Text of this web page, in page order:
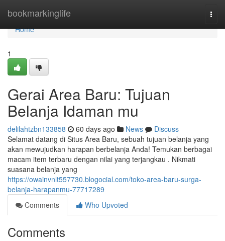
bookmarkinglife
Home
Home
1
Gerai Area Baru: Tujuan
Belanja Idaman mu
delilahtzbn133858 60 days ago News
Discuss
Selamat datang di Situs Area Baru, sebuah tujuan belanja yang
akan mewujudkan harapan berbelanja Anda! Temukan berbagai
macam item terbaru dengan nilai yang terjangkau . Nikmati
suasana belanja yang
https://owainvnlt557730.blogocial.com/toko-area-baru-surga-
belanja-harapanmu-77717289
Comments
Who Upvoted
Comments